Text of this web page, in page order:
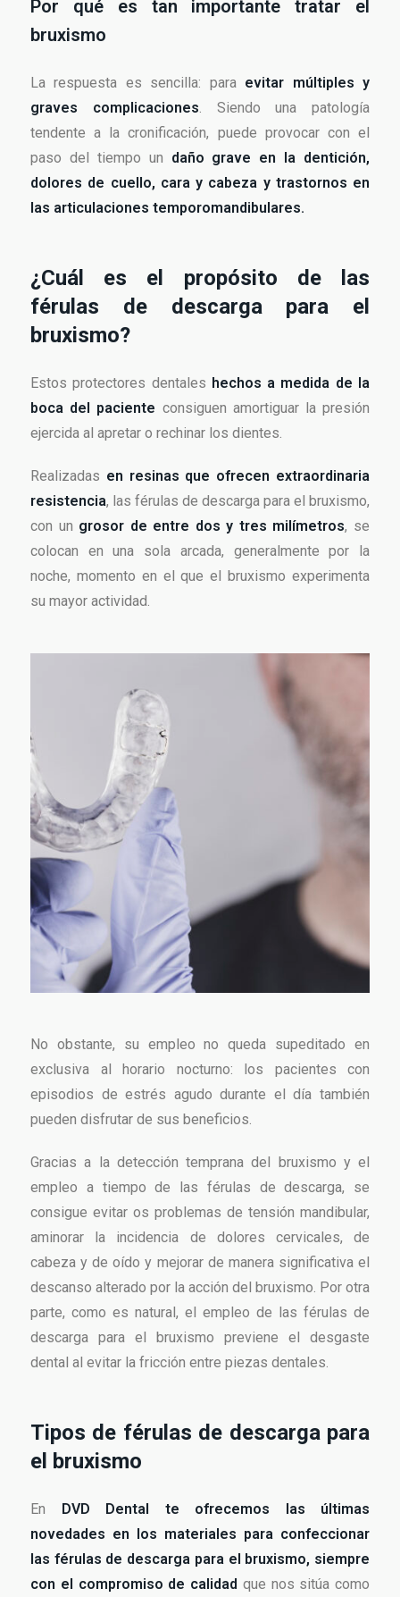
Por qué es tan importante tratar el
bruxismo
La respuesta es sencilla: para evitar múltiples y
graves complicaciones. Siendo una patología
tendente a la cronificación, puede provocar con el
paso del tiempo un daño grave en la dentición,
dolores de cuello, cara y cabeza y trastornos en
las articulaciones temporomandibulares.
¿Cuál es el propósito de las
férulas de descarga para el
bruxismo?
Estos protectores dentales hechos a medida de la
boca del paciente consiguen amortiguar la presión
ejercida al apretar o rechinar los dientes.
Realizadas en resinas que ofrecen extraordinaria
resistencia, las férulas de descarga para el bruxismo,
con un grosor de entre dos y tres milímetros, se
colocan en una sola arcada, generalmente por la
noche, momento en el que el bruxismo experimenta
su mayor actividad.
No obstante, su empleo no queda supeditado en
exclusiva al horario nocturno: los pacientes con
episodios de estrés agudo durante el día también
pueden disfrutar de sus beneficios.
Gracias a la detección temprana del bruxismo y el
empleo a tiempo de las férulas de descarga, se
consigue evitar os problemas de tensión mandibular,
aminorar la incidencia de dolores cervicales, de
cabeza y de oído y mejorar de manera significativa el
descanso alterado por la acción del bruxismo. Por otra
parte, como es natural, el empleo de las férulas de
descarga para el bruxismo previene el desgaste
dental al evitar la fricción entre piezas dentales.
Tipos de férulas de descarga para
el bruxismo
En
DVD Dental te ofrecemos las últimas
novedades en los materiales para confeccionar
las férulas de descarga para el bruxismo, siempre
con el compromiso de calidad que nos sitúa como